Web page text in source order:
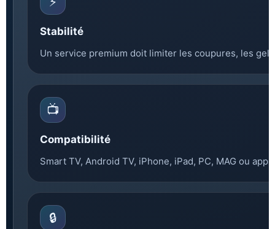
Stabilité
Un service premium doit limiter les coupures, les
📺
Compatibilité
Smart TV, Android TV, iPhone, iPad, PC, MAG ou
🔒